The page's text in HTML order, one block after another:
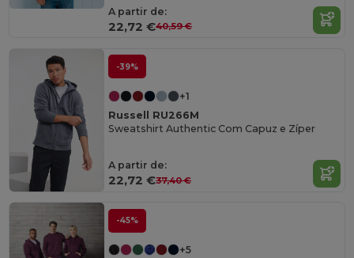
A partir de:
22,72 €40,59 €
-39%
+1
Russell RU266M
Sweatshirt Authentic Com Capuz e Zíper
A partir de:
22,72 €37,40 €
-45%
+5